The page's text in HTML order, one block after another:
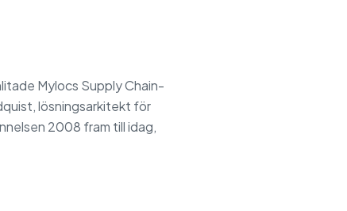
Mylocs Supply Chain-
lösningsarkitekt för
2008 fram till idag,